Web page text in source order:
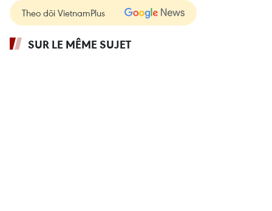
Theo dõi VietnamPlus
SUR LE MÊME SUJET